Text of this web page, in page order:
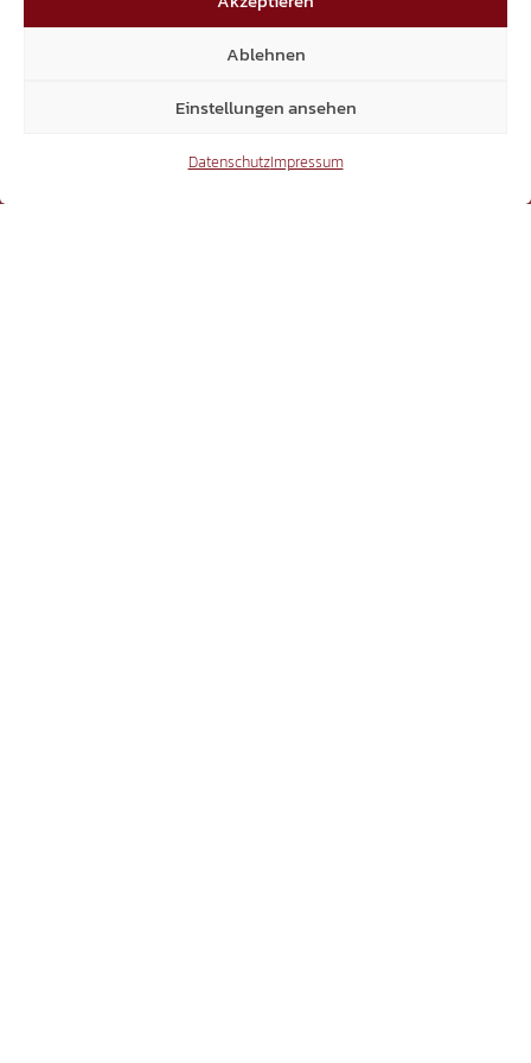
Ablehnen
Einstellungen ansehen
DatenschutzImpressum
Mitglieder
6.370